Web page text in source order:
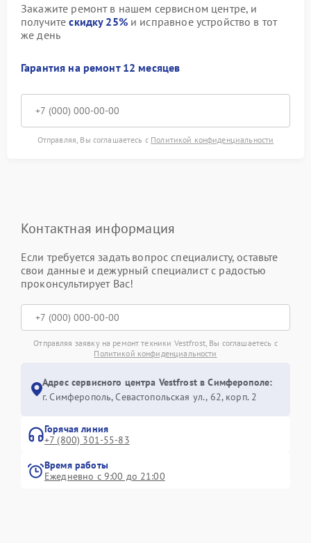
Закажите ремонт в нашем сервисном центре, и
получитескидку 25%и исправное устройство в тот
же день
Гарантия на ремонт 12 месяцев
Отправляя, Вы соглашаетесь с Политикой конфиденциальности
Контактная информация
Если требуется задать вопрос специалисту, оставьте
свои данные и дежурный специалист с радостью
проконсультирует Вас!
Отправляя заявку на ремонт техники Vestfrost, Вы соглашаетесь с
Политикой конфиденциальности
Адрес сервисного центра Vestfrost в Симферополе:
г. Симферополь, Севастопольская ул., 62, корп. 2
Горячая линия
+7 (800) 301-55-83
Время работы
Ежедневно с 9:00 до 21:00